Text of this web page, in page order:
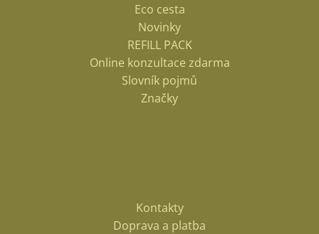
Eco cesta
Novinky
REFILL PACK
Online konzultace zdarma
Slovník pojmů
Značky
Kontakty
Doprava a platba